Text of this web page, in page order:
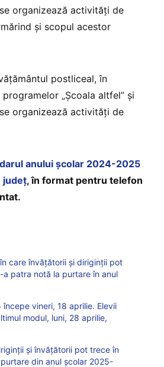
organizează activități de
și scopul acestor
postliceal, în
„Școala altfel” și
organizează activități de
anului școlar 2024-2025
județ, în format pentru telefon
care învățătorii și diriginții pot
patra notă la purtare în anul
vineri, 18 aprilie. Elevii
modul, luni, 28 aprilie,
și învățătorii pot trece în
din anul școlar 2025-